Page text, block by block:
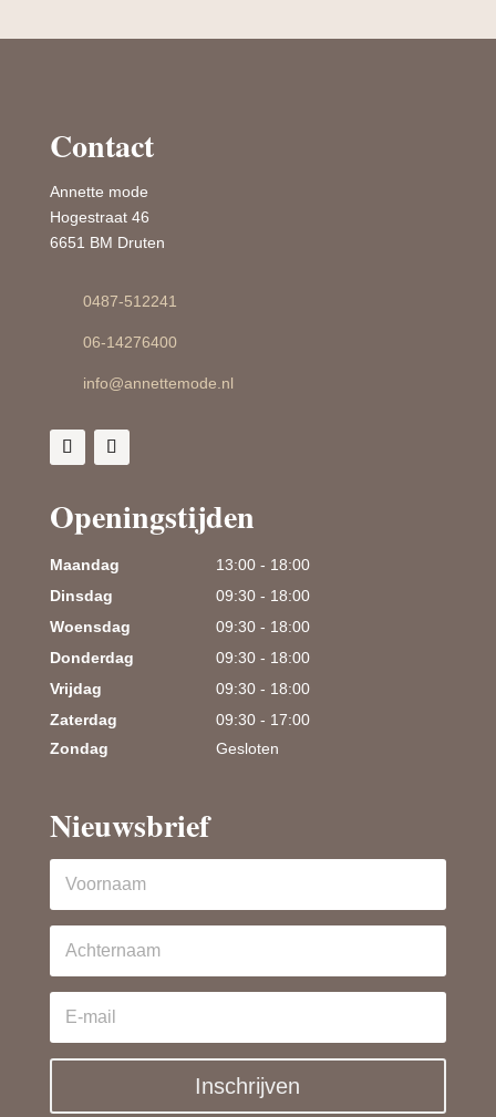
Contact
Annette mode
Hogestraat 46
6651 BM Druten
0487-512241
06-14276400
info@annettemode.nl
Openingstijden
Maandag
13:00 - 18:00
Dinsdag
09:30 - 18:00
Woensdag
09:30 - 18:00
Donderdag
09:30 - 18:00
Vrijdag
09:30 - 18:00
Zaterdag
09:30 - 17:00
Zondag
Gesloten
Nieuwsbrief
Inschrijven